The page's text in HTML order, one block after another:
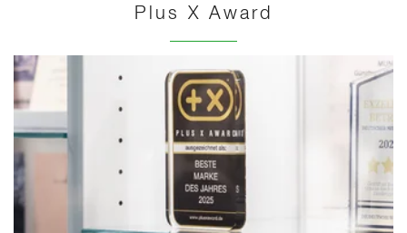
Plus X Award